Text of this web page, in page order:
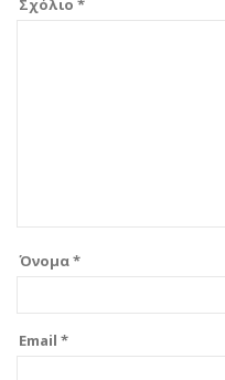
Σχόλιο *
Όνομα*
Email *